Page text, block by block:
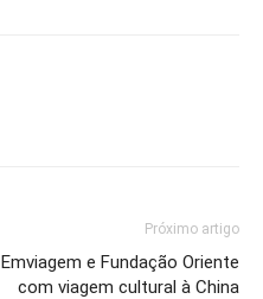
Próximo artigo
Emviagem e Fundação Oriente
com viagem cultural à China